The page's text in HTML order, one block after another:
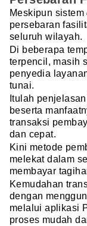
Meskipun sistem
persebaran
seluruh wilayah.
Di beberapa
terpencil, masih
penyedia
tunai.
Itulah
beserta
transaksi
dan cepat.
Kini metode
melekat dalam
membayar
Kemudahan
dengan
melalui aplikasi
proses mudah